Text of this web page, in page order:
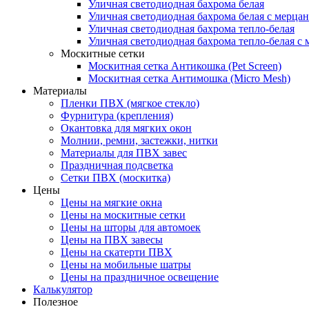
Уличная светодиодная бахрома белая
Уличная светодиодная бахрома белая с
Уличная светодиодная бахрома тепло-белая
Уличная светодиодная бахрома тепло-белая с
Москитные сетки
Москитная сетка Антикошка (Pet Screen)
Москитная сетка Антимошка (Micro Mesh)
Материалы
Пленки ПВХ (мягкое стекло)
Фурнитура (крепления)
Окантовка для мягких окон
Молнии, ремни, застежки, нитки
Материалы для ПВХ завес
Праздничная подсветка
Сетки ПВХ (москитка)
Цены
Цены на мягкие окна
Цены на москитные сетки
Цены на шторы для автомоек
Цены на ПВХ завесы
Цены на скатерти ПВХ
Цены на мобильные шатры
Цены на праздничное освещение
Калькулятор
Полезное